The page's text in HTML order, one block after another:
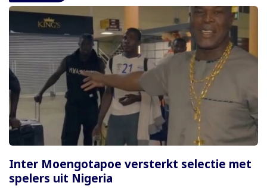
Inter Moengotapoe versterkt selectie met
spelers uit Nigeria